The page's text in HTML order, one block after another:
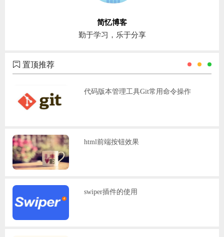
简忆博客
勤于学习，乐于分享
置顶推荐
代码版本管理工具Git常用命令操作
html前端按钮效果
swiper插件的使用